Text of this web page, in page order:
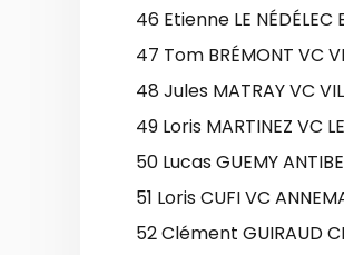
46 Etienne LE NÉDÉLEC
47 Tom BRÉMONT VC
48 Jules MATRAY VC
49 Loris MARTINEZ VC
50 Lucas GUEMY
51 Loris CUFI VC
52 Clément GUIRAUD